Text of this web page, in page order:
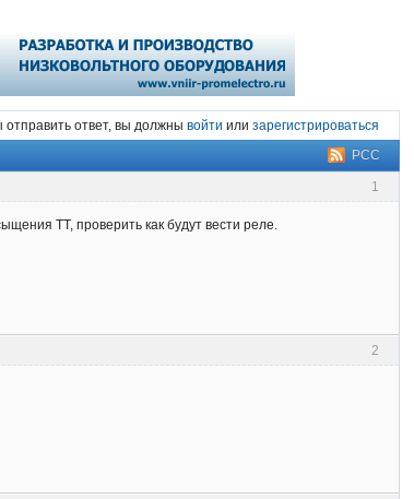
отправить ответ, вы должны войти или зарегистрироваться
РСС
1
ТТ, проверить как будут вести реле.
2